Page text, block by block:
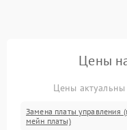
Цены
Цены
Замена платы управления
мейн платы)